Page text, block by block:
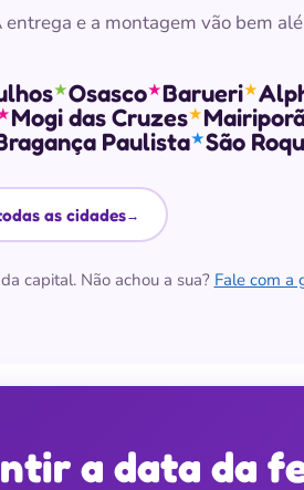
entrega e a montagem vão bem
★Osasco★Barueri★
Mogi das Cruzes★
Paulista★São
as cidades→
capital. Não achou a sua? Fale com
a data da